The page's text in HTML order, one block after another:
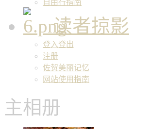
自由行指南
读者掠影
登入登出
注册
佐贺美丽记忆
网站使用指南
主相册